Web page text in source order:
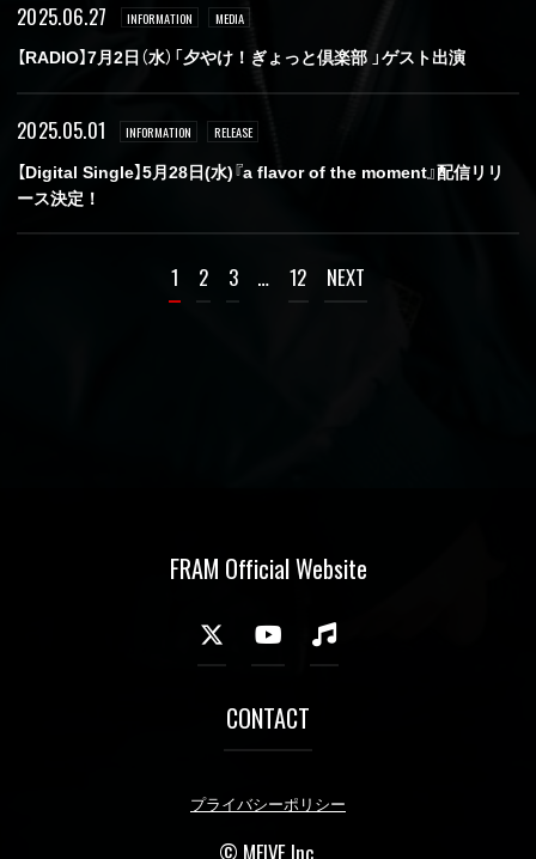
2025.06.27 INFORMATION MEDIA
【RADIO】7月2日（水）「夕やけ！ぎょっと倶楽部 」ゲスト出演
2025.05.01 INFORMATION RELEASE
【Digital Single】5月28日(水)『a flavor of the moment』配信リリ
ース決定！
1 2 3 … 12 NEXT
FRAM Official Website
CONTACT
プライバシーポリシー
© MFIVE Inc.